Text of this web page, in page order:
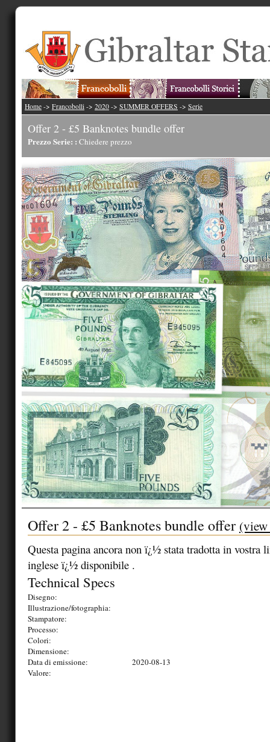
Home -> Francobolli -> 2020 -> SUMMER OFFERS -> Serie
Offer 2 - £5 Banknotes bundle offer
Prezzo Serie: : Chiedere prezzo
Offer 2 - £5 Banknotes bundle offer (view
Questa pagina ancora non ï¿½ stata tradotta in vostra
inglese ï¿½ disponibile .
Technical Specs
Disegno:
Illustrazione/fotographia:
Stampatore:
Processo:
Colori:
Dimensione:
Data di emissione:
2020-08-13
Valore: